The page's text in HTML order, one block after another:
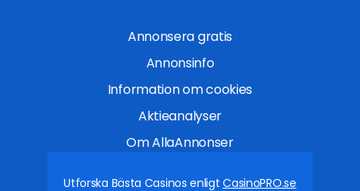
Annonsera gratis
Annonsinfo
Information om cookies
Aktieanalyser
Om AllaAnnonser
Utforska Bästa Casinos enligtCasinoPRO.se